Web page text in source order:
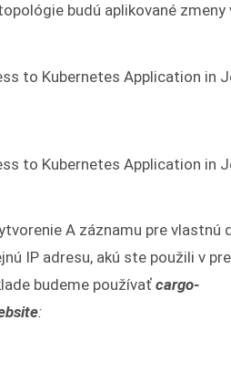
budú aplikované
A záznamu pre vlastnú
IP adresu, akú ste použili v
budeme používať cargo-
: